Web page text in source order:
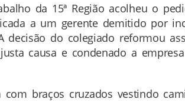
da 15ª Região acolheu o
a um gerente demitido por
decisão do colegiado reformou
causa e condenado a
braços cruzados vestindo